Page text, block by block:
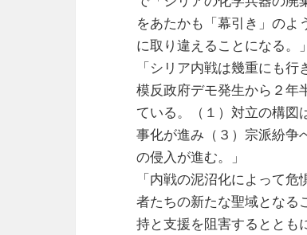
をあたかも「幕引き」のよ
に取り違えることになる。」
「シリア内戦は幾重にも
模反政府デモ発生から２年
ている。（１）対立の構図
事化が進み（３）宗派紛争
の侵入が進む。」
「内戦の泥沼化によって
者たちの新たな聖域となる
持と支援を阻害するととも